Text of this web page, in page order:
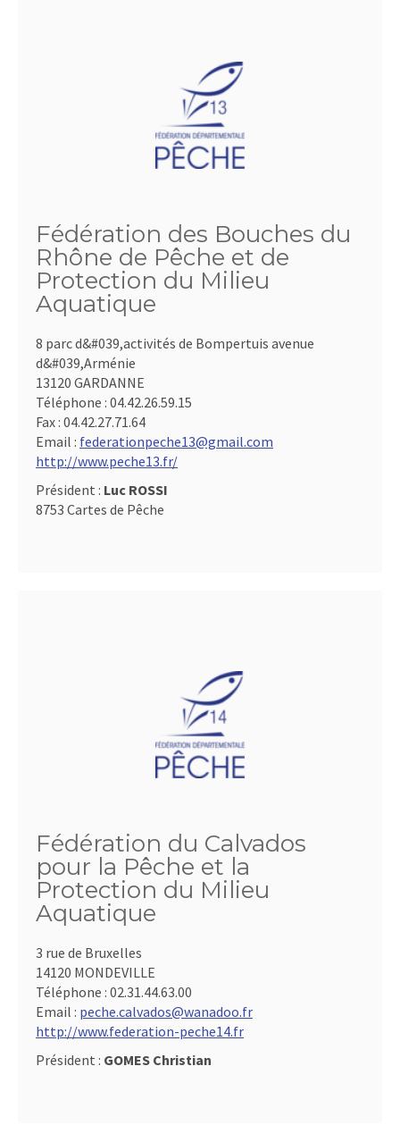
Fédération des Bouches du
Rhône de Pêche et de
Protection du Milieu
Aquatique
8 parc d&#039,activités de Bompertuis avenue
d&#039,Arménie
13120 GARDANNE
Téléphone : 04.42.26.59.15
Fax : 04.42.27.71.64
Email : federationpeche13@gmail.com
http://www.peche13.fr/
Président : Luc ROSSI
8753 Cartes de Pêche
Fédération du Calvados
pour la Pêche et la
Protection du Milieu
Aquatique
3 rue de Bruxelles
14120 MONDEVILLE
Téléphone : 02.31.44.63.00
Email : peche.calvados@wanadoo.fr
http://www.federation-peche14.fr
Président : GOMES Christian